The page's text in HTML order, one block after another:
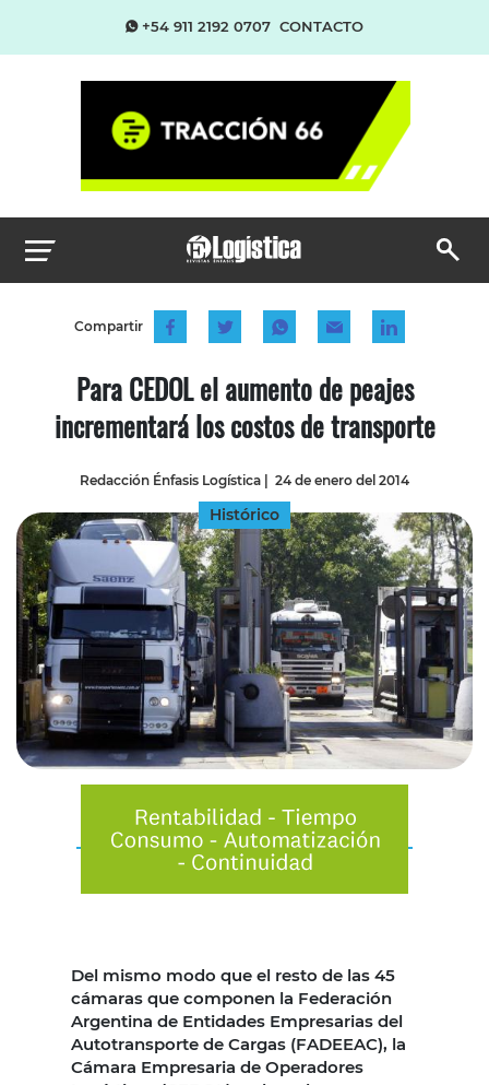
+54 911 2192 0707 CONTACTO
Compartir
Para CEDOL el aumento de peajes
incrementará los costos de transporte
Redacción Énfasis Logística | 24 de enero del 2014
Histórico
Del mismo modo que el resto de las 45
cámaras que componen la Federación
Argentina de Entidades Empresarias del
Autotransporte de Cargas (FADEEAC), la
Cámara Empresaria de Operadores